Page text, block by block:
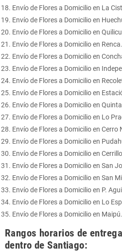
Envío de Flores a Domicilio en La
Envío de Flores a Domicilio en
Envío de Flores a Domicilio en
Envío de Flores a Domicilio en Renca.
Envío de Flores a Domicilio en
Envío de Flores a Domicilio en
Envío de Flores a Domicilio en
Envío de Flores a Domicilio en
Envío de Flores a Domicilio en
Envío de Flores a Domicilio en Lo
Envío de Flores a Domicilio en Cerro
Envío de Flores a Domicilio en
Envío de Flores a Domicilio en
Envío de Flores a Domicilio en San
Envío de Flores a Domicilio en San
Envío de Flores a Domicilio en P.
Envío de Flores a Domicilio en Lo
Envío de Flores a Domicilio en Maipú.
Rangos horarios de
dentro de Santiago: